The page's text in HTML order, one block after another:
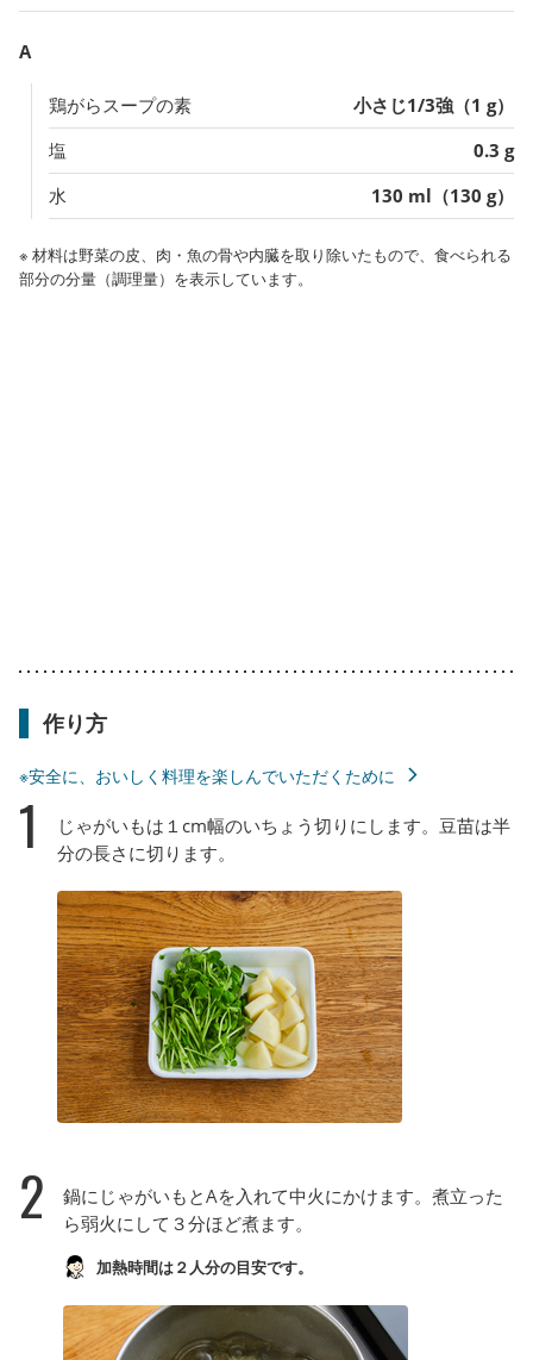
A
鶏がらスープの素
小さじ1/3強（1 g）
塩
0.3 g
水
130 ml（130 g）
※ 材料は野菜の皮、肉・魚の骨や内臓を取り除いたもので、食べられる
部分の分量（調理量）を表示しています。
作り方
※安全に、おいしく料理を楽しんでいただくために
1
じゃがいもは１cm幅のいちょう切りにします。豆苗は半
分の長さに切ります。
2
鍋にじゃがいもとAを入れて中火にかけます。煮立った
ら弱火にして３分ほど煮ます。
加熱時間は２人分の目安です。